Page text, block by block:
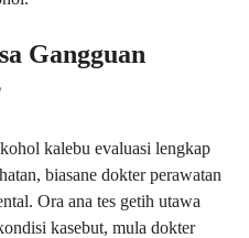
Gangguan
kalebu evaluasi lengkap
biasane dokter perawatan
Ora ana tes getih utawa
kasebut, mula dokter